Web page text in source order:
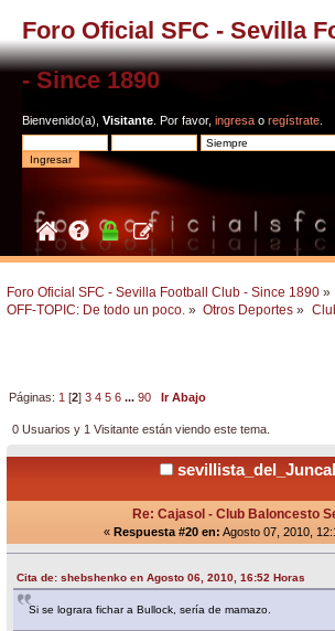
Foro Oficial SFC - Sevilla
- Since 1890
Bienvenido(a), Visitante . Por favor, ingresa o regístrate
Foro Oficial SFC - Sevilla Football Club - Since 1890 »
OFF-TOPIC: De todo un poco. » Otros Deportes »
Páginas: 1 [2]3 4 5 6 ...90 Ir Abajo
0 Usuarios y 1 Visitante están viendo este tema.
sevillista_del_Juncal
Re: Cajasol - Club Baloncesto
« Respuesta #20 en: Agosto 07, 2010,
Cita de: shebshenko en Agosto 06, 2010, 16:52 Horas
Si se lograra fichar a Bullock, sería de mamazo.